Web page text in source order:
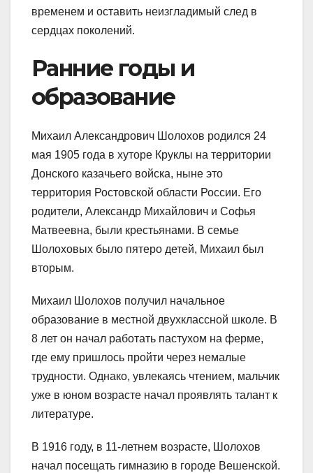
временем и оставить неизгладимый след в
сердцах поколений.
Ранние годы и
образование
Михаил Александрович Шолохов родился 24
мая 1905 года в хуторе Круклы на территории
Донского казачьего войска, ныне это
территория Ростовской области России. Его
родители, Александр Михайлович и Софья
Матвеевна, были крестьянами. В семье
Шолоховых было пятеро детей, Михаил был
вторым.
Михаил Шолохов получил начальное
образование в местной двухклассной школе. В
8 лет он начал работать пастухом на ферме,
где ему пришлось пройти через немалые
трудности. Однако, увлекаясь чтением, мальчик
уже в юном возрасте начал проявлять талант к
литературе.
В 1916 году, в 11-летнем возрасте, Шолохов
начал посещать гимназию в городе Вешенской.